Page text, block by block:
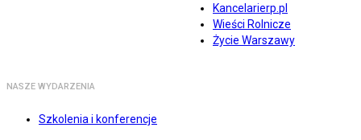
Kancelarierp.pl
Wieści Rolnicze
Życie Warszawy
NASZE WYDARZENIA
Szkolenia i konferencje